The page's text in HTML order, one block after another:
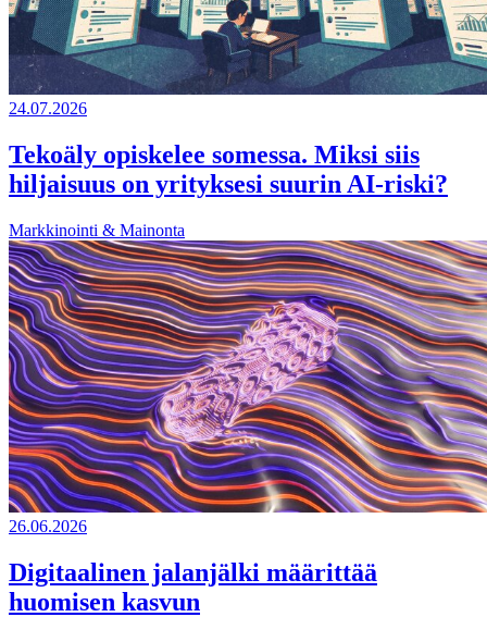
24.07.2026
Tekoäly opiskelee somessa. Miksi siis
hiljaisuus on yrityksesi suurin AI-riski?
Markkinointi & Mainonta
26.06.2026
Digitaalinen jalanjälki määrittää
huomisen kasvun